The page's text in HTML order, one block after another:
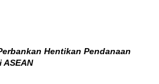
Hentikan Pendanaan